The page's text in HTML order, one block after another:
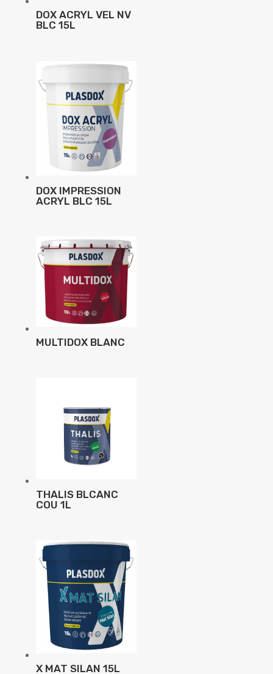
DOX ACRYL VEL NV
BLC 15L
DOX IMPRESSION
ACRYL BLC 15L
MULTIDOX BLANC
THALIS BLCANC
COU 1L
X MAT SILAN 15L